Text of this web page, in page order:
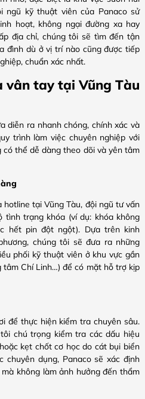
ngũ kỹ thuật viên của Panaco sử
hoạt, không ngại đường xa hay
địa chỉ, chúng tôi sẽ tìm đến tận
đình dù ở vị trí nào cũng được tiếp
chuẩn xác nhất.
vân tay tại Vũng Tàu
diễn ra nhanh chóng, chính xác và
trình làm việc chuyên nghiệp với
thể dễ dàng theo dõi và yên tâm
hotline tại Vũng Tàu, đội ngũ tư vấn
tình trạng khóa (ví dụ: khóa không
hết pin đột ngột). Dựa trên kinh
chúng tôi sẽ đưa ra những
phối kỹ thuật viên ở khu vực gần
tâm Chí Linh…) để có mặt hỗ trợ kịp
để thực hiện kiểm tra chuyên sâu.
chú trọng kiểm tra các dấu hiệu
kẹt chốt cơ học do cát bụi biển
chuyên dụng, Panaco sẽ xác định
không làm ảnh hưởng đến thẩm